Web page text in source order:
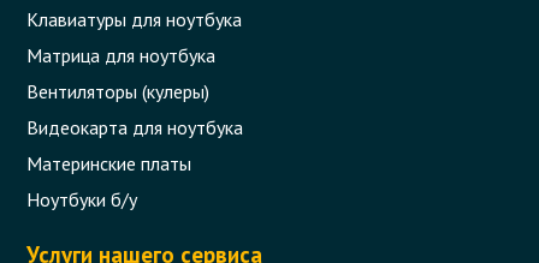
Клавиатуры для ноутбука
Матрица для ноутбука
Вентиляторы (кулеры)
Видеокарта для ноутбука
Материнские платы
Ноутбуки б/у
Услуги нашего сервиса